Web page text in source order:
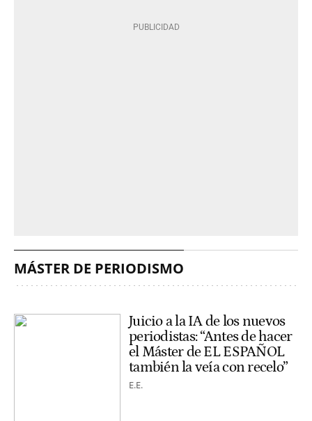
MÁSTER DE PERIODISMO
Juicio a la IA de los nuevos
periodistas: “Antes de hacer
el Máster de EL ESPAÑOL
también la veía con recelo”
E.E.